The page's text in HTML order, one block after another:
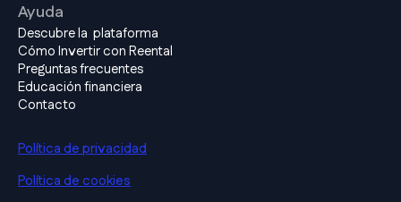
Ayuda
Descubre la plataforma
Cómo Invertir con Reental
Preguntas frecuentes
Educación financiera
Contacto
Política de privacidad
Política de cookies